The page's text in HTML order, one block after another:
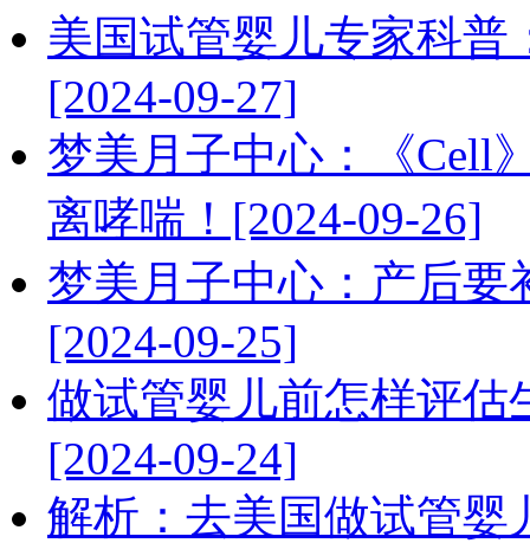
美国试管婴儿专家科
[2024-09-27]
梦美月子中心：《Cell
离哮喘！[2024-09-26]
梦美月子中心：产后要
[2024-09-25]
做试管婴儿前怎样评估
[2024-09-24]
解析：去美国做试管婴